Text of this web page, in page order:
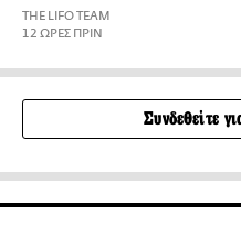
THE LIFO TEAM
12 ΩΡΕΣ ΠΡΙΝ
Συνδεθείτε